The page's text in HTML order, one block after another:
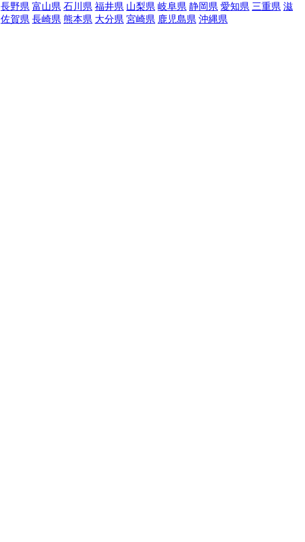
長野県 富山県 石川県 福井県 山梨県 岐阜県 静岡県 愛知県 三重県 滋
佐賀県 長崎県 熊本県 大分県 宮崎県 鹿児島県 沖縄県